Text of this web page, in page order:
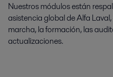
Nuestros módulos están
asistencia global de Alfa
marcha, la formación, las
actualizaciones.